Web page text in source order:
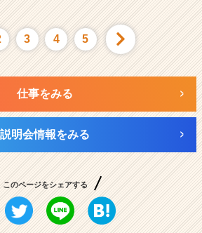
3 4 5
仕事をみる
説明会情報をみる
このページをシェアする